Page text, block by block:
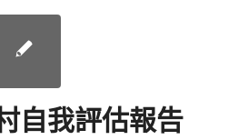
自我評估報告